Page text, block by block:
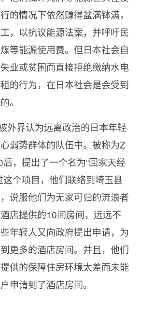
的情况下依然赚得盆满钵满，
，以抗议能源法案，并呼吁民
等能源使用费。但日本社会自
业或贫困而直接拒绝缴纳水电
的行为，在日本社会是会受到
。
外界认为远离政治的日本年轻
弱势群体的队伍中。被称为Z
，提出了一个名为“回家天经
这个项目，他们联络到埼玉县
说服他们为无家可归的流浪者
店提供的10间房间，远远不
年轻人又向政府提出申请，为
更多的酒店房间。并且，他们
供的保障住房环境太差而未能
申请到了酒店房间。